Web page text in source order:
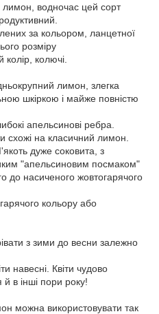
водночас цей сорт
за кольором, ланцетної
розміру
колючі.
лимон, злегка
шкіркою і майже повністю
апельсинові ребра.
схожі на класичний лимон.
дуже соковита, з
"апельсиновим посмаком"
до насиченого жовтогарячого
кольору або
з зими до весни залежно
навесні. Квіти чудово
в інші пори року!
можна використовувати так